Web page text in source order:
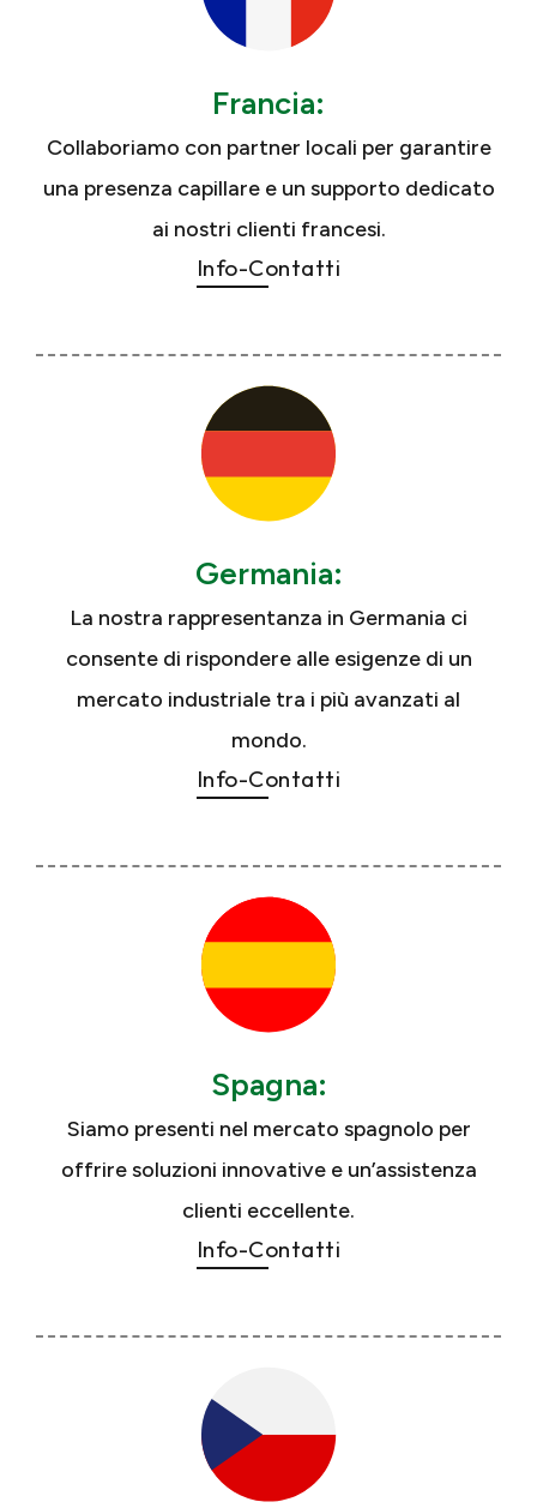
Francia:
Collaboriamo con partner locali per garantire
una presenza capillare e un supporto dedicato
ai nostri clienti francesi.
Info-Contatti
Germania:
La nostra rappresentanza in Germania ci
consente di rispondere alle esigenze di un
mercato industriale tra i più avanzati al
mondo.
Info-Contatti
Spagna:
Siamo presenti nel mercato spagnolo per
offrire soluzioni innovative e un’assistenza
clienti eccellente.
Info-Contatti